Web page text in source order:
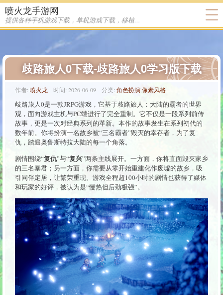
喷火龙手游网
提供各种手机游戏下载，单机游戏下载，移植游戏下载
歧路旅人0下载-歧路旅人0学习版下载
作者: 喷火龙 时间: 2026-06-09 分类: 角色扮演像素风格
歧路旅人0是一款JRPG游戏，它基于歧路旅人：大陆的霸者的世界
观，面向游戏主机与PC端进行了完全重制。它不仅是一段系列前传
故事，更是一次对经典系列的革新。本作的故事发生在系列初代的
数年前。你将扮演一名故乡被“三名霸者”毁灭的幸存者，为了复
仇，踏遍奥鲁斯特拉大陆的每一个角落。
剧情围绕“复仇”与“复兴”两条主线展开。一方面，你将直面毁灭家乡
的三名暴君；另一方面，你需要从零开始重建化作废墟的故乡，吸
引同伴定居，让繁荣重现。游戏全程超100小时的剧情也获得了媒体
和玩家的好评，被认为是“慢热但后劲极强”。